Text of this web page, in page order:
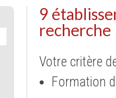
9
recherche
Votre critère
Formation